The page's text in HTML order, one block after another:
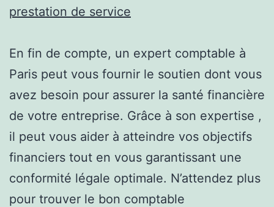
prestation de service
En fin de compte, un expert comptable à
Paris peut vous fournir le soutien dont vous
avez besoin pour assurer la santé financière
de votre entreprise. Grâce à son expertise ,
il peut vous aider à atteindre vos objectifs
financiers tout en vous garantissant une
conformité légale optimale. N’attendez plus
pour trouver le bon comptable